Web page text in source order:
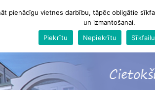
pienācīgu vietnes darbību, tāpēc obligātie
un izmantošanai.
Piekrītu
Nepiekrītu